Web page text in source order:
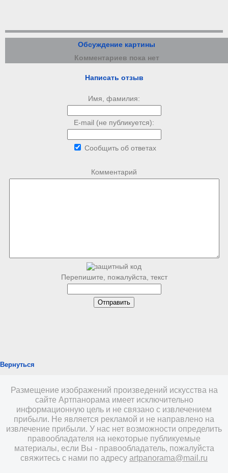
Обсуждение картины
Комментариев пока нет
Написать отзыв
Имя, фамилия:
E-mail (не публикуется):
Сообщить об ответах
Комментарий
Перепишите, пожалуйста, текст
Вернуться
Размещение изображений произведений искусства на
сайте Артпанорама имеет исключительно
информационную цель и не связано с извлечением
прибыли. Не является рекламой и не направлено на
извлечение прибыли. У нас нет возможности определить
правообладателя на некоторые публикуемые
материалы, если Вы - правообладатель, пожалуйста
свяжитесь с нами по адресу artpanorama@mail.ru